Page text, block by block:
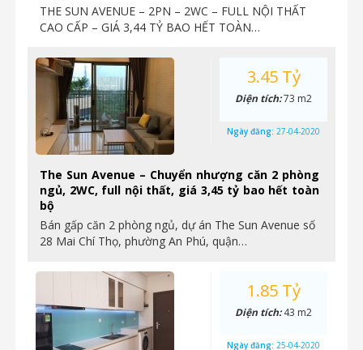
THE SUN AVENUE – 2PN – 2WC – FULL NỘI THẤT
CAO CẤP – GIÁ 3,44 TỶ BAO HẾT TOÀN…
The Sun Avenue – Chuyển nhượng căn 2 phòng
ngủ, 2WC, full nội thất, giá 3,45 tỷ bao hết toàn
bộ
Bán gấp căn 2 phòng ngủ, dự án The Sun Avenue số
28 Mai Chí Thọ, phường An Phú, quận…
3.45 Tỷ
Diện tích:73 m2
Ngày đăng: 27-04-2020
1.85 Tỷ
Diện tích:43 m2
Ngày đăng: 25-04-2020